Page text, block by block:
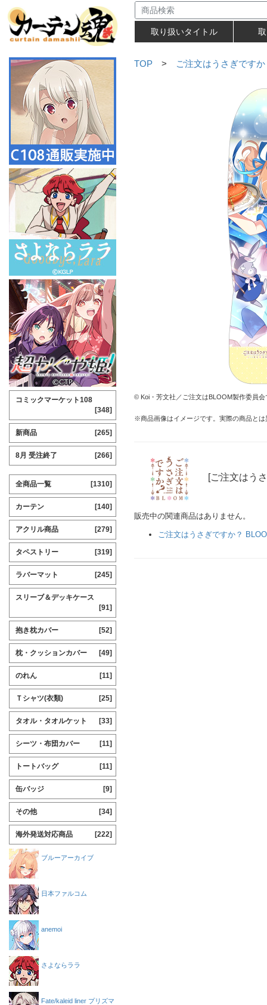
取り扱いタイトル
TOP > ご注文はうさぎです
© Koi・芳文社／ご注文はBLOOM製作委員会
※商品画像はイメージです。実際の商品と
[ご注文はう
販売中の関連商品はありません。
ご注文はうさぎですか？
コミックマーケット108
[348]
新商品 [265]
8月 受注終了 [266]
全商品一覧 [1310]
カーテン [140]
アクリル商品 [279]
タペストリー [319]
ラバーマット [245]
スリーブ＆デッキケース
[91]
抱き枕カバー [52]
枕・クッションカバー [49]
のれん [11]
Ｔシャツ(衣類) [25]
タオル・タオルケット [33]
シーツ・布団カバー [11]
トートバッグ [11]
缶バッジ [9]
その他 [34]
海外発送対応商品 [222]
ブルーアーカイブ
日本ファルコム
anemoi
さよならララ
Fate/kaleid liner プリズマ